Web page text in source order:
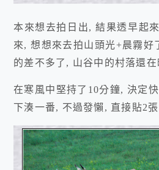
本來想去拍日出, 結果透早起
來, 想想來去拍山頭光+晨霧
的差不多了, 山谷中的村落還
在寒風中堅持了10分鐘, 決定
下湊一番, 不過發懶, 直接貼2